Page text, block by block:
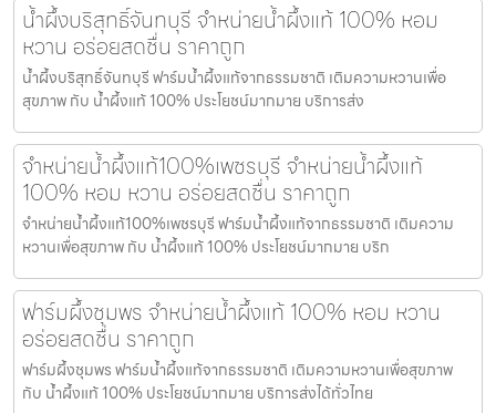
น้ำผึ้งบริสุทธิ์จันทบุรี จำหน่ายน้ำผึ้งแท้ 100% หอม
หวาน อร่อยสดชื่น ราคาถูก
น้ำผึ้งบริสุทธิ์จันทบุรี ฟาร์มน้ำผึ้งแท้จากธรรมชาติ เติมความหวานเพื่อ
สุขภาพ กับ น้ำผึ้งแท้ 100% ประโยชน์มากมาย บริการส่ง
จำหน่ายน้ำผึ้งแท้100%เพชรบุรี จำหน่ายน้ำผึ้งแท้
100% หอม หวาน อร่อยสดชื่น ราคาถูก
จำหน่ายน้ำผึ้งแท้100%เพชรบุรี ฟาร์มน้ำผึ้งแท้จากธรรมชาติ เติมความ
หวานเพื่อสุขภาพ กับ น้ำผึ้งแท้ 100% ประโยชน์มากมาย บริก
ฟาร์มผึ้งชุมพร จำหน่ายน้ำผึ้งแท้ 100% หอม หวาน
อร่อยสดชื่น ราคาถูก
ฟาร์มผึ้งชุมพร ฟาร์มน้ำผึ้งแท้จากธรรมชาติ เติมความหวานเพื่อสุขภาพ
กับ น้ำผึ้งแท้ 100% ประโยชน์มากมาย บริการส่งได้ทั่วไทย